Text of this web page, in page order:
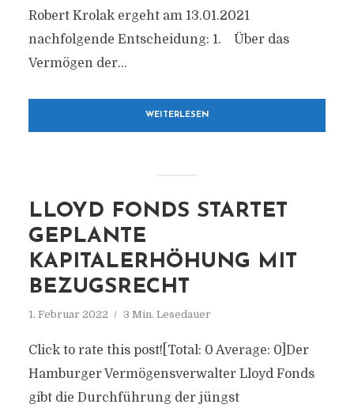
Robert Krolak ergeht am 13.01.2021
nachfolgende Entscheidung: 1. Über das
Vermögen der...
WEITERLESEN
LLOYD FONDS STARTET
GEPLANTE
KAPITALERHÖHUNG MIT
BEZUGSRECHT
1. Februar 2022 3 Min. Lesedauer
Click to rate this post![Total: 0 Average: 0]Der
Hamburger Vermögensverwalter Lloyd Fonds
gibt die Durchführung der jüngst